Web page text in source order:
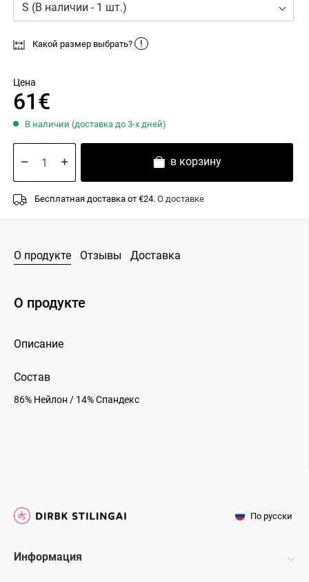
S (В наличии - 1 шт.)
Какой размер выбрать? !
Цена
61€
В наличии (доставка до 3-х дней)
в корзину
Бесплатная доставка от €24. О доставке
О продукте Отзывы Доставка
О продукте
Описание
Состав
86% Нейлон / 14% Cпандекс
Информация
По русски